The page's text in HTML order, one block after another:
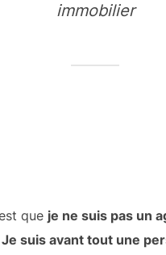
immobilier
que je ne suis pas un
suis avant tout une